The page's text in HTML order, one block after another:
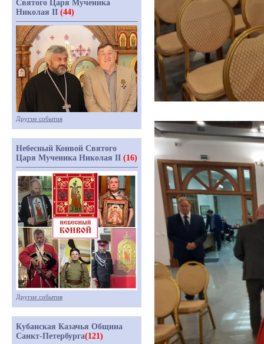
Святого Царя Мученика
Николая II (44)
Другие события
Небесный Конвой Святого
Царя Мученика Николая II (16)
Другие события
Кубанская Казачья Община
Санкт-Петербурга(121)